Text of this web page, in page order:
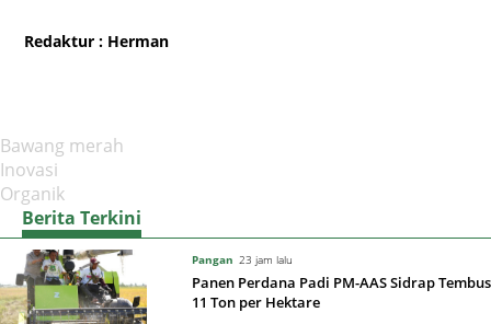
Redaktur : Herman
Bawang merah
Inovasi
Organik
Berita Terkini
Pangan 23 jam lalu
Panen Perdana Padi PM-AAS Sidrap Tembus
11 Ton per Hektare